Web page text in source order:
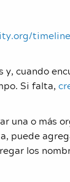
timeline
y, cuando
Si falta,
una o más
puede
los